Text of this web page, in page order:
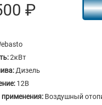
₽
2кВт
Дизель
12В
Воздушный